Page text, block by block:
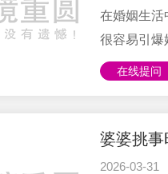
从乱局中
当儿子——
在婚姻生活
很容易引
最初婆婆
屈不已，甚
疑爱答婚
在线提问
婆婆挑
2026-03-31